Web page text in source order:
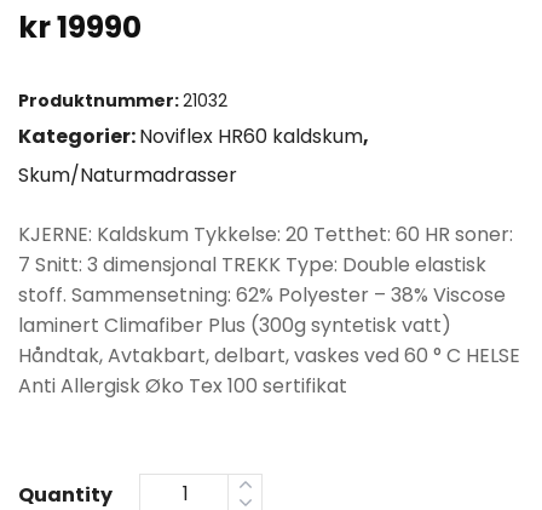
kr19990
Produktnummer:21032
Kategorier:Noviflex HR60 kaldskum,
Skum/Naturmadrasser
KJERNE: Kaldskum Tykkelse: 20 Tetthet: 60 HR soner:
7 Snitt: 3 dimensjonal TREKK Type: Double elastisk
stoff. Sammensetning: 62% Polyester – 38% Viscose
laminert Climafiber Plus (300g syntetisk vatt)
Håndtak, Avtakbart, delbart, vaskes ved 60 ° C HELSE
Anti Allergisk Øko Tex 100 sertifikat
Quantity